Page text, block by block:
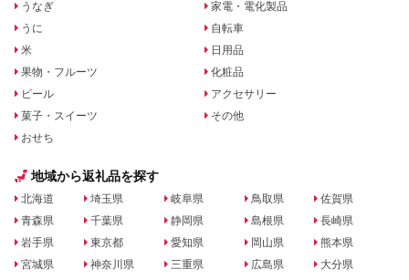
うなぎ
うに
米
果物・フルーツ
ビール
菓子・スイーツ
おせち
家電・電化製品
自転車
日用品
化粧品
アクセサリー
その他
地域から返礼品を探す
北海道
青森県
岩手県
宮城県
埼玉県
千葉県
東京都
神奈川県
岐阜県
静岡県
愛知県
三重県
鳥取県
島根県
岡山県
広島県
佐賀県
長崎県
熊本県
大分県